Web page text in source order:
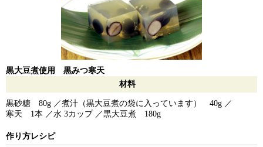
黒大豆煮使用 黒みつ寒天
材料
黒砂糖 80g ／煮汁（黒大豆煮の袋に入っています） 40g ／
寒天 1本 ／水 3カップ ／黒大豆煮 180g
作り方レシピ